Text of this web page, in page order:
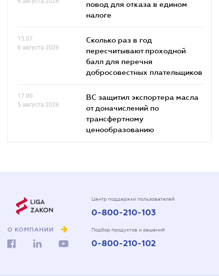
повод для отказа в едином
налоге
15.07
6 августа 2026
Сколько раз в год
пересчитывают проходной
балл для перечня
добросовестных плательщиков
17.00
5 августа 2026
ВС защитил экспортера масла
от доначислений по
трансфертному
ценообразованию
О КОМПАНИИ
Центр поддержки пользователей
0-800-210-103
Подбор продуктов и решений
0-800-210-102